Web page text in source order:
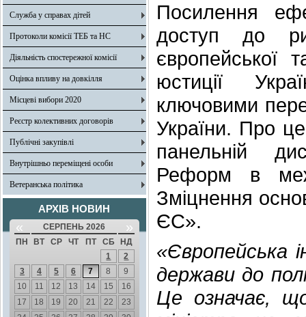
Служба у справах дітей
Протоколи комісії ТЕБ та НС
Діяльність спостережної комісії
Оцінка впливу на довкілля
Місцеві вибори 2020
Реєстр колективних договорів
Публічні закупівлі
Внутрішньо переміщені особи
Ветеранська політика
АРХІВ НОВИН
« СЕРПЕНЬ 2026 »
ПН ВТ СР ЧТ ПТ СБ
НД
1
2
3
4 5 6 7 8
9
10
11 12 13 14 15
16
17
18 19 20 21 22
23
Посилення
доступ до
європейської
юстиції
ключовими
України. Про
панельній
Реформ в
Зміцнення
ЄС».
«Європейська
держави до
Це означає,